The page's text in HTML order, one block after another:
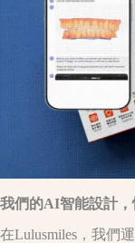
我們的AI智能設計
在Lulusmiles，我們